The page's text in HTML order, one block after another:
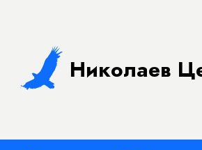
Николаев